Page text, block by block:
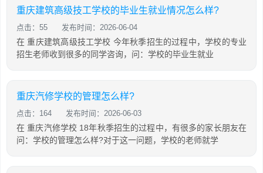
重庆建筑高级技工学校的毕业生就业情况怎么样?
点击：55 发布时间：2026-06-04
在 重庆建筑高级技工学校 今年秋季招生的过程中，学校的专业
招生老师收到很多的同学咨询，问：学校的毕业生就业
重庆汽修学校的管理怎么样?
点击：164 发布时间：2026-06-03
在 重庆汽修学校 18年秋季招生的过程中，有很多的家长朋友在
问：学校的管理怎么样?对于这一问题，学校的老师就学